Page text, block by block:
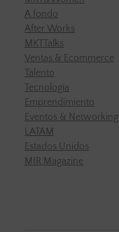
A fondo
After Works
MKTTalks
Ventas & Ecommerce
Talento
Tecnología
Emprendimiento
Eventos & Networking
LATAM
Estados Unidos
MIR Magazine